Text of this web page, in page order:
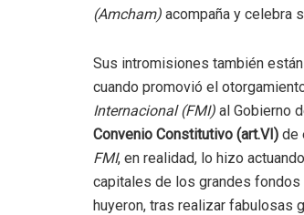
(Amcham) acompaña y celebra
Sus intromisiones también
cuando promovió el
Internacional (FMI) al Gobierno
Convenio Constitutivo (art.VI) de
FMI, en realidad, lo hizo
capitales de los grandes fondos
huyeron, tras realizar fabulosas